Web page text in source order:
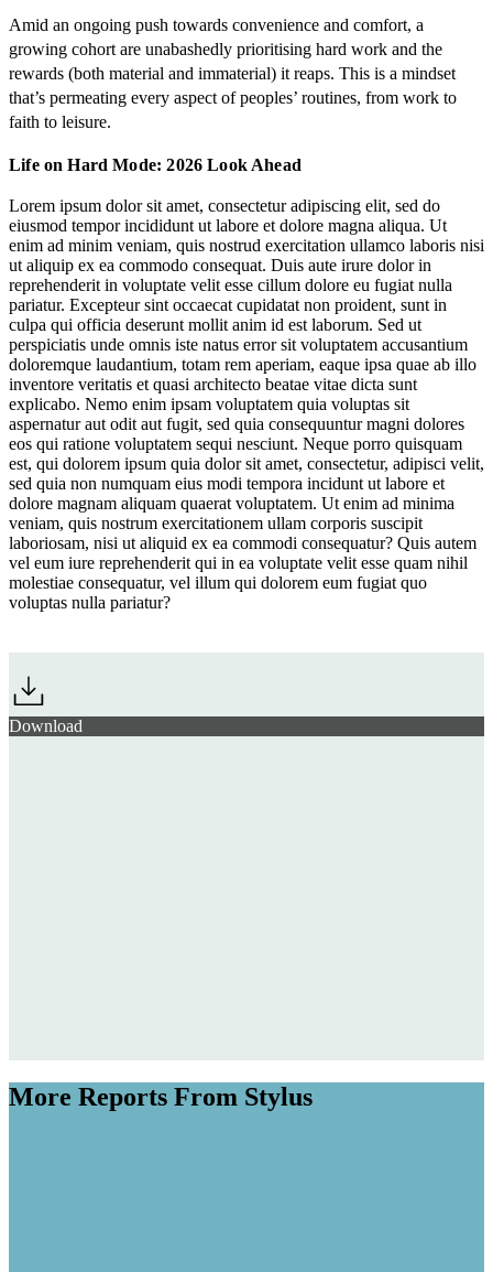
Amid an ongoing push towards convenience and comfort, a
growing cohort are unabashedly prioritising hard work and the
rewards (both material and immaterial) it reaps. This is a mindset
that’s permeating every aspect of peoples’ routines, from work to
faith to leisure.
Life on Hard Mode: 2026 Look Ahead
Lorem ipsum dolor sit amet, consectetur adipiscing elit, sed do
eiusmod tempor incididunt ut labore et dolore magna aliqua. Ut
enim ad minim veniam, quis nostrud exercitation ullamco laboris nisi
ut aliquip ex ea commodo consequat. Duis aute irure dolor in
reprehenderit in voluptate velit esse cillum dolore eu fugiat nulla
pariatur. Excepteur sint occaecat cupidatat non proident, sunt in
culpa qui officia deserunt mollit anim id est laborum. Sed ut
perspiciatis unde omnis iste natus error sit voluptatem accusantium
doloremque laudantium, totam rem aperiam, eaque ipsa quae ab illo
inventore veritatis et quasi architecto beatae vitae dicta sunt
explicabo. Nemo enim ipsam voluptatem quia voluptas sit
aspernatur aut odit aut fugit, sed quia consequuntur magni dolores
eos qui ratione voluptatem sequi nesciunt. Neque porro quisquam
est, qui dolorem ipsum quia dolor sit amet, consectetur, adipisci velit,
sed quia non numquam eius modi tempora incidunt ut labore et
dolore magnam aliquam quaerat voluptatem. Ut enim ad minima
veniam, quis nostrum exercitationem ullam corporis suscipit
laboriosam, nisi ut aliquid ex ea commodi consequatur? Quis autem
vel eum iure reprehenderit qui in ea voluptate velit esse quam nihil
molestiae consequatur, vel illum qui dolorem eum fugiat quo
voluptas nulla pariatur?
Download
More Reports From Stylus